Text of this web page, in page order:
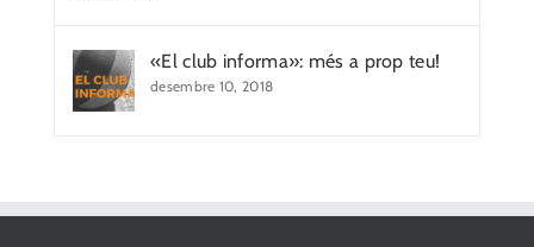
«El club informa»: més a prop teu!
desembre 10, 2018